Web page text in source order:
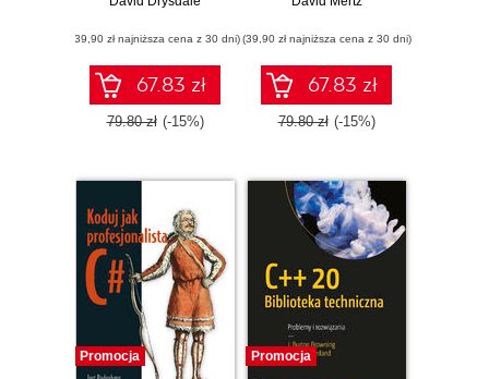
fotografii,
elektroniki, a
nawet kulinariów.
tłumaczenia
pozycji Apress,
Pearson
Education czy No
Starch Press.
Obecnie w
sprzedaży jest
ponad 200
(39,90 zł najniższa cena z 30 dni)
67.83 zł
79.80 zł (-15%)
(39,90 zł najniższa cena z 30 dni)
67.83 zł
79.80 zł (-15%)
Promocja Promocja